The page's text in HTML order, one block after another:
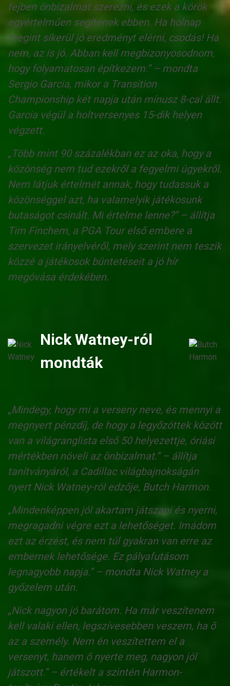
fejben önbizalmat szerezni, és ezek a körök
egyértelműen segítenek ebben. Ha holnap
megint sikerül jó eredményt elérni, csodás! Ha
nem, az is jó. Abban kell megbizonyosodnom,
hogy folyamatosan építkezem.” – mondta
Sergio Garcia, mikor a Transition
Championship két napja után mínusz 8-cal állt.
Garcia végül a holtversenyes 15-dik helyen
végzett.
„Több mint 90 százalékban ez az oka, hogy a
közönség nem tud ezekről a fegyelmi ügyekről.
Nem látjuk értelmét annak, hogy tudassuk a
közönséggel azt, ha valamelyik játékosunk
butaságot csinált. Mi értelme lenne?” – állítja
Tim Finchem, a PGA Tour első embere a
szervezet irányelvéről, mely szerint nem teszik
közzé a játékosok büntetéseit a jó hír
megóvása érdekében.
Nick Watney-ról
mondták
„Mindegy, hogy mi a verseny neve, és mennyi a
megnyert pénzdíj, de hogy a legyőzöttek között
van a világranglista első 50 helyezettje, óriási
mértékben növeli az önbizalmat.” – állítja
tanítványáról, a Cadillac világbajnokságán
nyert Nick Watney-ról edzője, Butch Harmon.
„Mindenképpen jól akartam játszani és nyerni,
megragadni végre ezt a lehetőséget. Imádom
ezt az érzést, és nem túl gyakran van erre az
embernek lehetősége. Ez pályafutásom
legnagyobb napja.” – mondta Nick Watney a
győzelem után.
„Nick nagyon jó barátom. Ha már veszítenem
kell valaki ellen, legszívesebben veszem, ha ő
az a személy. Nem én veszítettem el a
versenyt, hanem ő nyerte meg, nagyon jól
játszott.” – értékelt a szintén Harmon-